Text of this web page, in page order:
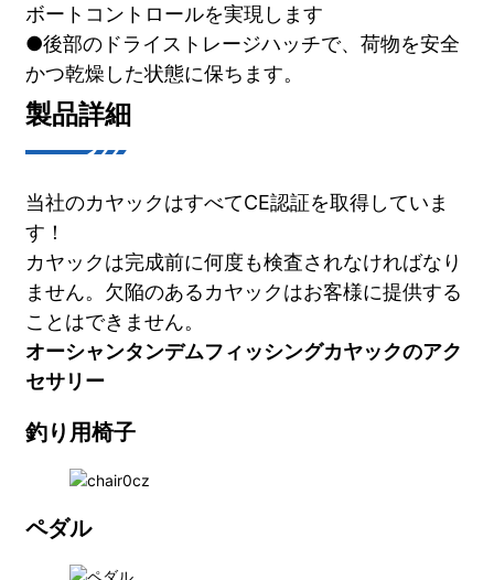
ボートコントロールを実現します
●後部のドライストレージハッチで、荷物を安全
かつ乾燥した状態に保ちます。
製品詳細
当社のカヤックはすべてCE認証を取得していま
す！
カヤックは完成前に何度も検査されなければなり
ません。欠陥のあるカヤックはお客様に提供する
ことはできません。
オーシャンタンデムフィッシングカヤックのアク
セサリー
釣り用椅子
ペダル